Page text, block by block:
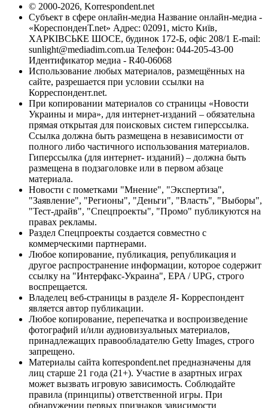
© 2000-2026, Korrespondent.net
Субъект в сфере онлайн-медиа Название онлайн-медиа -
«КореспонденТ.net» Адрес: 02091, місто Київ,
ХАРКІВСЬКЕ ШОСЕ, будинок 172-Б, офіс 208/1 E-mail:
sunlight@mediadim.com.ua Телефон: 044-205-43-00
Идентификатор медиа - R40-06068
Использование любых материалов, размещённых на
сайте, разрешается при условии ссылки на
Корреспондент.net.
При копировании материалов со страницы «Новости
Украины и мира», для интернет-изданий – обязательна
прямая открытая для поисковых систем гиперссылка.
Ссылка должна быть размещена в независимости от
полного либо частичного использования материалов.
Гиперссылка (для интернет- изданий) – должна быть
размещена в подзаголовке или в первом абзаце
материала.
Новости с пометками "Мнение", "Экспертиза",
"Заявление", "Регионы", "Деньги", "Власть", "Выборы",
"Тест-драйв", "Спецпроекты", "Промо" публикуются на
правах рекламы.
Раздел Спецпроекты создается совместно с
коммерческими партнерами.
Любое копирование, публикация, републикация и
другое распространение информации, которое содержит
ссылку на "Интерфакс-Украина", EPA / UPG, строго
воспрещается.
Владелец веб-страницы в разделе Я- Корреспондент
является автор публикации.
Любое копирование, перепечатка и воспроизведение
фотографий и/или аудиовизуальных материалов,
принадлежащих правообладателю Getty Images, строго
запрещено.
Материалы сайта korrespondent.net предназначены для
лиц старше 21 года (21+). Участие в азартных играх
может вызвать игровую зависимость. Соблюдайте
правила (принципы) ответственной игры. При
обнаружении первых признаков зависимости